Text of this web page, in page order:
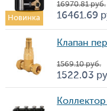
Новинка
Цена
16 970.81 руб.
16 461.69
Клапан
Цена
1 569.10 руб.
1 522.03